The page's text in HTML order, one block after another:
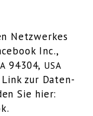
Netz­wer­kes
Inc.,
94304, USA
Link zur Daten­
Sie hier:
.